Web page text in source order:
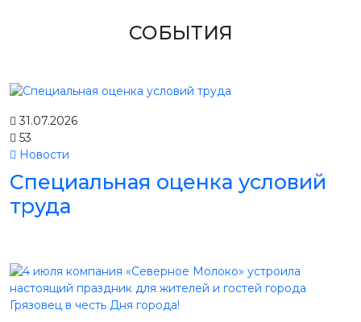
СОБЫТИЯ
31.07.2026
53
Новости
Специальная оценка условий
труда